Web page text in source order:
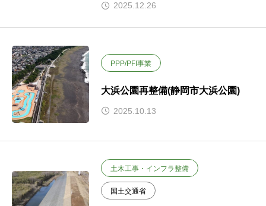
2025.12.26
PPP/PFI事業
大浜公園再整備(静岡市大浜公園)
2025.10.13
土木工事・インフラ整備
国土交通省